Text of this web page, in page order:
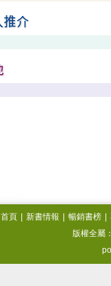
首頁 新書情報 暢銷書榜
版權全屬